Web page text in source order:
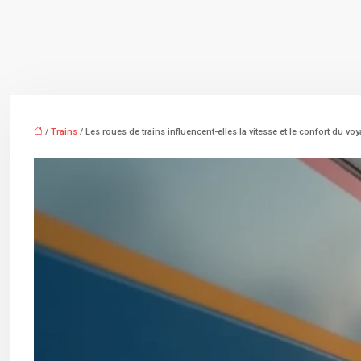
/ Trains / Les roues de trains influencent-elles la vitesse et le confort du